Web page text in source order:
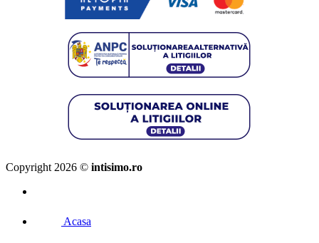
Copyright 2026 © intisimo.ro
Acasa